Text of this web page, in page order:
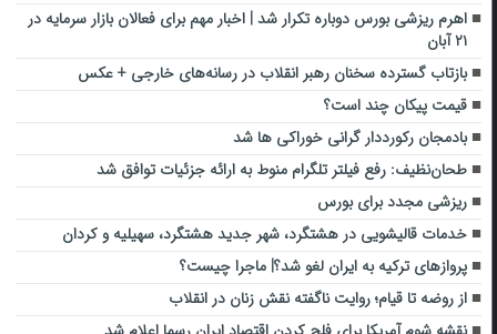
اهرم ریزشی بورس دوباره تکرار شد | اخبار مهم برای فعالان بازار سرمایه در
۲۱ آبان
بازتاب گسترده سخنان رهبر انقلاب در رسانه‌های خارجی + عکس
قیمت پیکان چند است؟
بادمجان رکورددار گرانی خوراکی ها شد
طحان‌نظیف: رفع فیلتر تلگرام منوط به ارائه جزئیات توافق شد
ریزشی مجدد برای بورس
خدمات قالیشویی در هشتگرد، شهر جدید هشتگرد، سهیلیه و کردان
پروازهای ترکیه به ایران لغو شد؟| ماجرا چیست؟
از روضه تا قیام؛ روایت ناگفته نقش زنان در انقلاب